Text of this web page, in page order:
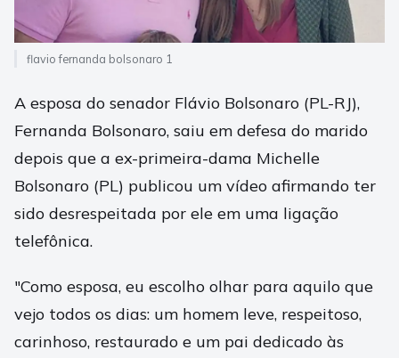
flavio fernanda bolsonaro 1
A esposa do senador Flávio Bolsonaro (PL-RJ),
Fernanda Bolsonaro, saiu em defesa do marido
depois que a ex-primeira-dama Michelle
Bolsonaro (PL) publicou um vídeo afirmando ter
sido desrespeitada por ele em uma ligação
telefônica.
"Como esposa, eu escolho olhar para aquilo que
vejo todos os dias: um homem leve, respeitoso,
carinhoso, restaurado e um pai dedicado às